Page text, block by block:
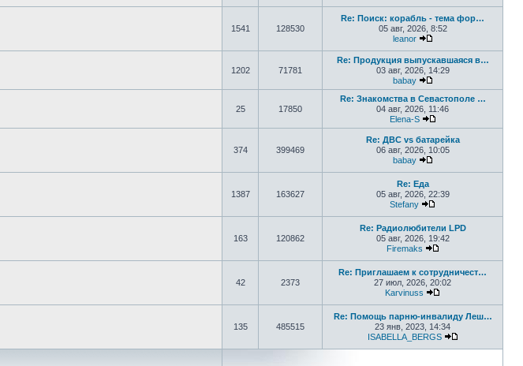
1541 128530
Re: Поиск: корабль - тема фор…
05 авг, 2026, 8:52
leanor
1202 71781
Re: Продукция выпускавшаяся в…
03 авг, 2026, 14:29
babay
Перейти к
25 17850
Re: Знакомства в Севастополе …
04 авг, 2026, 11:46
Elena-S
Перейти к
374 399469
Re: ДВС vs батарейка
06 авг, 2026, 10:05
babay
1387 163627
Re: Еда
05 авг, 2026, 22:39
Stefany
163 120862
Re: Радиолюбители LPD
05 авг, 2026, 19:42
Firemaks
42 2373
Re: Приглашаем к сотрудничест…
27 июл, 2026, 20:02
Karvinuss
135 485515
Re: Помощь парню-инвалиду Леш…
23 янв, 2023, 14:34
ISABELLA_BERGS